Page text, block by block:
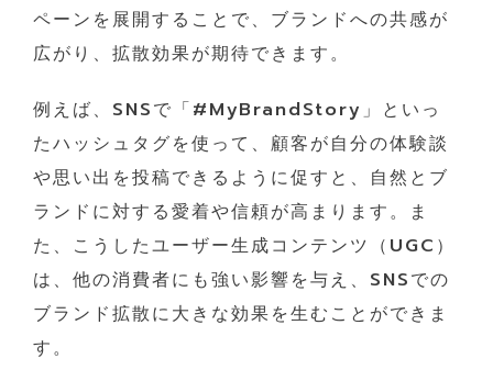
ペーンを展開することで、ブランドへの共感が
広がり、拡散効果が期待できます。
例えば、SNSで「#MyBrandStory」といっ
たハッシュタグを使って、顧客が自分の体験談
や思い出を投稿できるように促すと、自然とブ
ランドに対する愛着や信頼が高まります。ま
た、こうしたユーザー生成コンテンツ（UGC）
は、他の消費者にも強い影響を与え、SNSでの
ブランド拡散に大きな効果を生むことができま
す。